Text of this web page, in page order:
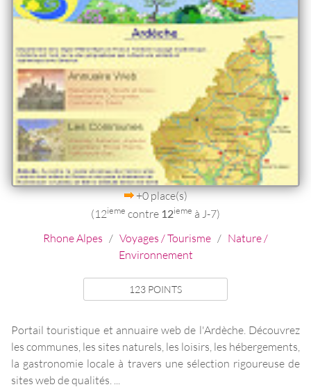
+0 place(s)
(12ieme contre 12ieme à J-7)
Rhone Alpes / Voyages / Tourisme / Nature /
Environnement
123 POINTS
Portail touristique et annuaire web de l'Ardèche. Découvrez
les communes, les sites naturels, les loisirs, les hébergements,
la gastronomie locale à travers une sélection rigoureuse de
sites web de qualités. ...